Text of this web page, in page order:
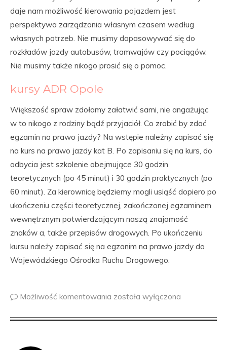
daje nam możliwość kierowania pojazdem jest
perspektywa zarządzania własnym czasem według
własnych potrzeb. Nie musimy dopasowywać się do
rozkładów jazdy autobusów, tramwajów czy pociągów.
Nie musimy także nikogo prosić się o pomoc.
kursy ADR Opole
Większość spraw zdołamy załatwić sami, nie angażując
w to nikogo z rodziny bądź przyjaciół. Co zrobić by zdać
egzamin na prawo jazdy? Na wstępie należny zapisać się
na kurs na prawo jazdy kat B. Po zapisaniu się na kurs, do
odbycia jest szkolenie obejmujące 30 godzin
teoretycznych (po 45 minut) i 30 godzin praktycznych (po
60 minut). Za kierownicę będziemy mogli usiąść dopiero po
ukończeniu części teoretycznej, zakończonej egzaminem
wewnętrznym potwierdzającym naszą znajomość
znaków a, także przepisów drogowych. Po ukończeniu
kursu należy zapisać się na egzanim na prawo jazdy do
Wojewódzkiego Ośrodka Ruchu Drogowego.
Możliwość komentowania została wyłączona